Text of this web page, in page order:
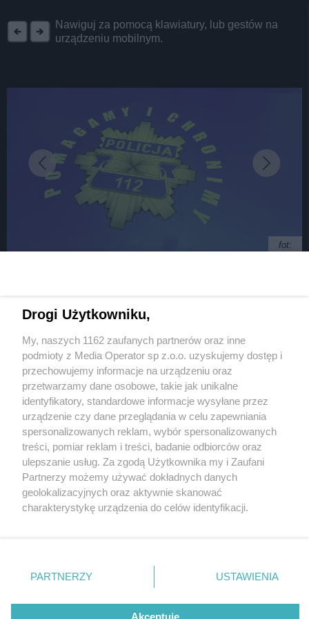
Nawiguj za pomocą klawiatury, lub gestów na
urządzeniu mobilnym.
fot:
policję
1 / 2
Nastoletni diler z Chorzowa
zatrzymany przez policję
Narkotyki, które miał przy sobie, raczej nie były „na
własny użytek”. Policjanci z komisariatu w Chorzowie
Batorym zatrzymali siedemnastolatka, u którego
znaleziono ponad 20 gramów zabronionych
Wydawca mediów lokalnych
Nie zapomnij
zapoznać się z:
polityką prywatności regulamin korzystania z portali
Twojemiasto
Piekary Śląskie
Chorzów
Tarnowskie Góry
Gliwice
Skontakuj sięz nami
Kontakt
Wydawca
Redakcja
Drogi Użytkowniku,
My, naszych 1162 zaufanych partnerów oraz inne
podmioty z Media Operator sp z.o.o. uzyskujemy dostęp i
przechowujemy informacje na urządzeniu oraz
przetwarzamy dane osobowe, takie jak unikalne
identyfikatory, standardowe informacje wysyłane przez
urządzenie czy dane przeglądania w celu zapewniania
spersonalizowanych reklam, wybór spersonalizowanych
treści, pomiar reklam i treści, badanie odbiorców oraz
ulepszanie usług. Za zgodą Użytkownika my i Zaufani
Partnerzy możemy używać dokładnych danych
geolokalizacyjnych oraz aktywnie skanować
charakterystykę urządzenia do celów identyfikacji.
zmienić/wycofać klikając przycisk ustawień prywatności
znajdujący się w lewym dolnym rogu strony
rodzaje przetwarzania danych nie wymagają zgody
użytkownika, ale masz prawo sprzeciwić się takiemu
PARTNERZY USTAWIENIA
Akceptuję